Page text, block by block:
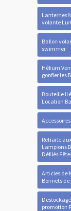
Lanternes
volante
Ballon
swimmer
Hélium
gonfler les
Bouteille
Location
Retraite
Lampions
Défilés
Articles de
Bonnets de
promotion